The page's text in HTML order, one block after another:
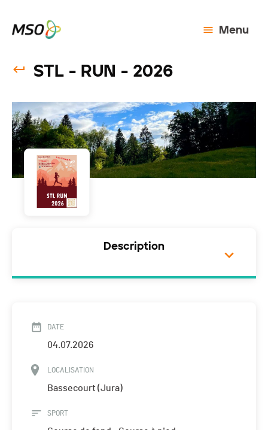
Menu
STL - RUN - 2026
Description
DATE
04.07.2026
LOCALISATION
Bassecourt (Jura)
SPORT